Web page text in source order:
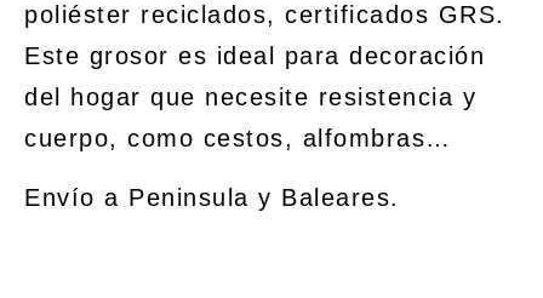
poliéster reciclados, certificados GRS.
Este grosor es ideal para decoración
del hogar que necesite resistencia y
cuerpo, como cestos, alfombras…
Envío a Peninsula y Baleares.